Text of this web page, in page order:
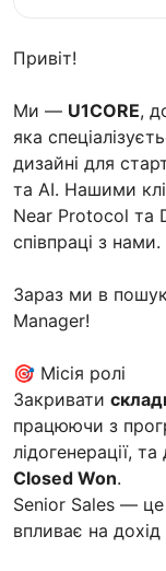
Привіт!
Ми — U1CORE,
яка
дизайні для
та AI. Нашими
Near Protocol та
співпраці з нами.
Зараз ми в
Manager!
🎯 Місія ролі
Закривати
працюючи з
лідогенерації,
Closed Won.
Senior Sales —
впливає на дохід